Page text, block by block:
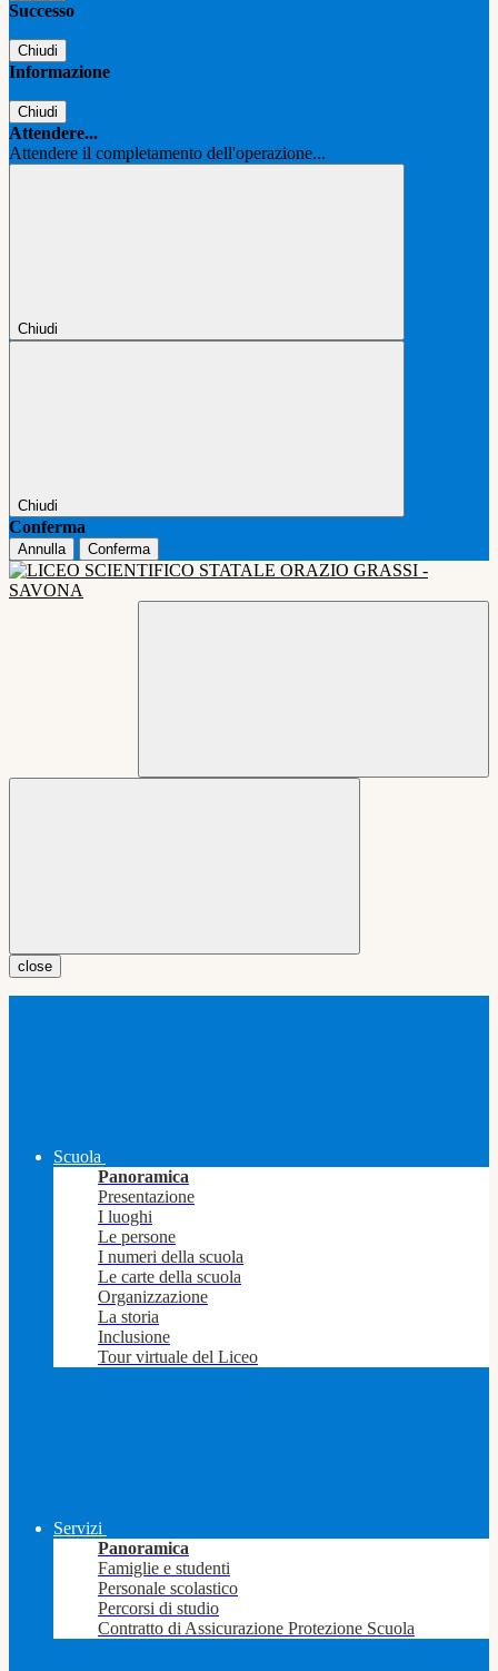
Successo
Chiudi
Informazione
Chiudi
Attendere...
Attendere il completamento dell'operazione...
Chiudi
Chiudi
Conferma
Annulla Conferma
close
Scuola
Panoramica
Presentazione
I luoghi
Le persone
I numeri della scuola
Le carte della scuola
Organizzazione
La storia
Inclusione
Tour virtuale del Liceo
Servizi
Panoramica
Famiglie e studenti
Personale scolastico
Percorsi di studio
Contratto di Assicurazione Protezione Scuola